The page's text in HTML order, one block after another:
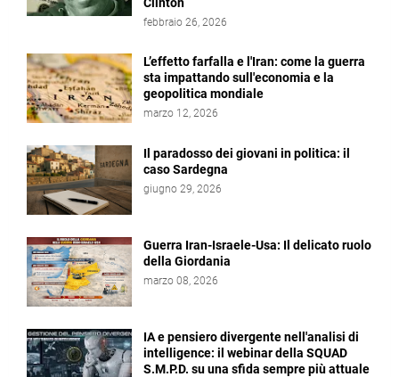
febbraio 26, 2026
L’effetto farfalla e l'Iran: come la guerra
sta impattando sull'economia e la
geopolitica mondiale
marzo 12, 2026
Il paradosso dei giovani in politica: il
caso Sardegna
giugno 29, 2026
Guerra Iran-Israele-Usa: Il delicato ruolo
della Giordania
marzo 08, 2026
IA e pensiero divergente nell'analisi di
intelligence: il webinar della SQUAD
S.M.P.D. su una sfida sempre più attuale